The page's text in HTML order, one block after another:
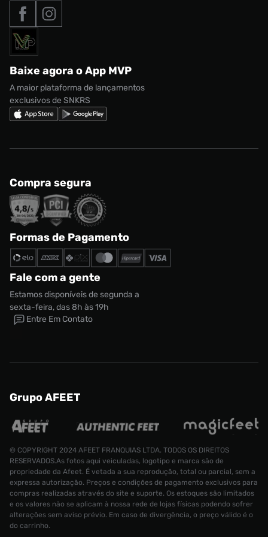
CONTINUAR COMPRANDO
Tênis adidas Samba Og Feminino
Tamanho:
35
R$ 899,99
ADICIONAR AO CARRINHO
Roupas
Acessórios
Marcas
Nike Air Max
adidas Adi2000
adidas Campus
Nike Shox
Nossas lojas
Termos de uso
Política de privacidade
Regulamento CRM/ CASHBACK
Regulamento Cupom
Tipos de entrega
Formas de Pagamento
Solicite seus dados
Baixe agora o App MVP
A maior plataforma de lançamentos
exclusivos de SNKRS
Compra segura
Formas de Pagamento
Fale com a gente
Estamos disponíveis de segunda a
sexta-feira, das 8h às 19h
Entre Em Contato
Grupo AFEET
© COPYRIGHT 2024 AFEET FRANQUIAS LTDA. TODOS OS DIREITOS
RESERVADOS.As fotos aqui veiculadas, logotipo e marca são de
propriedade da Afeet. É vetada a sua reprodução, total ou parcial, sem a
expressa autorização. Preços e condições de pagamento exclusivos para
compras realizadas através do site e suporte. Os estoques são limitados
e os valores não se aplicam à nossa rede de lojas físicas podendo sofrer
alterações sem aviso prévio. Em caso de divergência, o preço válido é o
do carrinho.